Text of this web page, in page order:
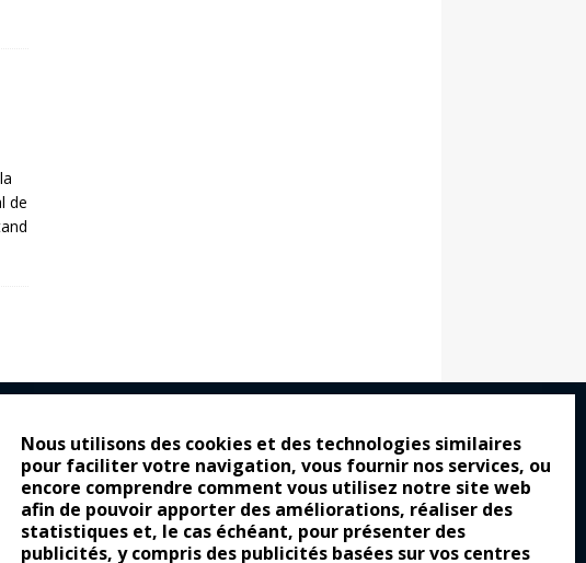
Nous utilisons des cookies et des technologies similaires
pour faciliter votre navigation, vous fournir nos services, ou
encore comprendre comment vous utilisez notre site web
afin de pouvoir apporter des améliorations, réaliser des
statistiques et, le cas échéant, pour présenter des
publicités, y compris des publicités basées sur vos centres
de
Dacia Sandero : pour les gens vrais
: la révolution a commencé
: L’irrésistible attraction de la légèreté